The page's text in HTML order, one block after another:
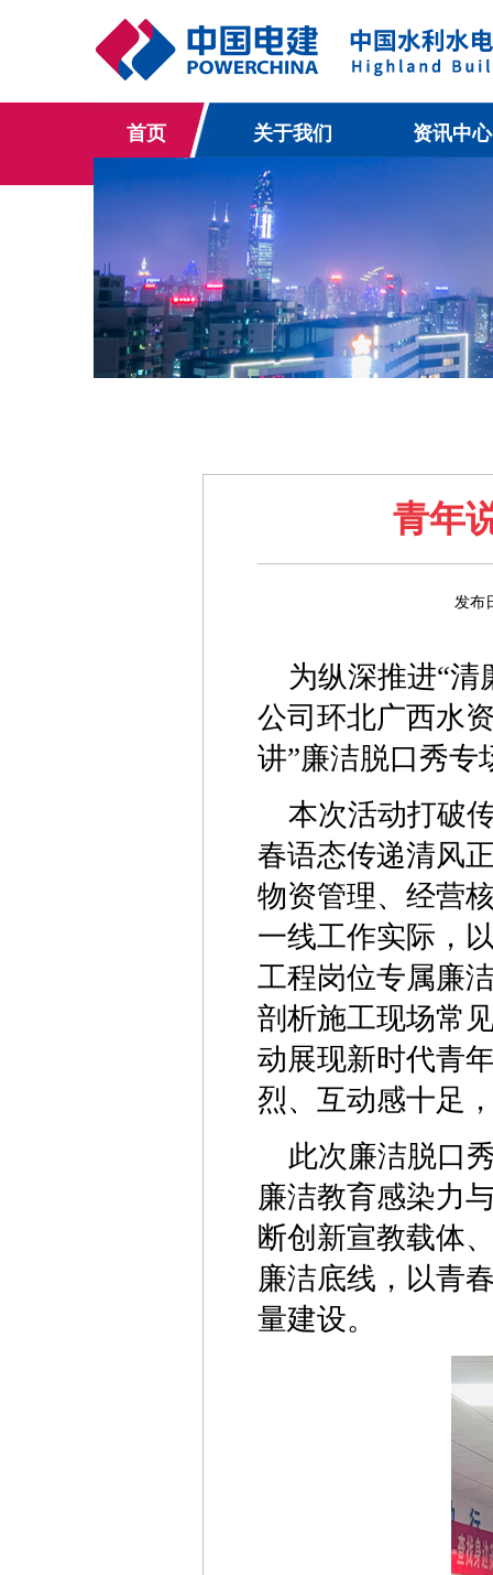
首页 关于我们 资讯中心
青年
发布
为纵深推进“清
公司环北广西水
讲”廉洁脱口秀专
本次活动打破
春语态传递清风
物资管理、经营
一线工作实际，
工程岗位专属廉
剖析施工现场常
动展现新时代青
烈、互动感十足
此次廉洁脱口
廉洁教育感染力
断创新宣教载体
廉洁底线，以青
量建设。